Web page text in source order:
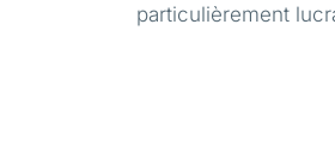
particulièrement